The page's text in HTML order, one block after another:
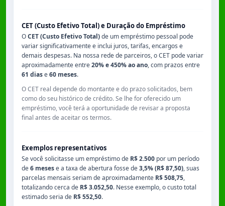
CET (Custo Efetivo Total) e Duração do Empréstimo
OCET (Custo Efetivo Total)de um empréstimo pessoal pode
variar significativamente e inclui juros, tarifas, encargos e
demais despesas. Na nossa rede de parceiros, o CET pode variar
aproximadamente entre20% e 450% ao ano, com prazos entre
61 diase60 meses.
O CET real depende do montante e do prazo solicitados, bem
como do seu histórico de crédito. Se lhe for oferecido um
empréstimo, você terá a oportunidade de revisar a proposta
final antes de aceitar os termos.
Exemplos representativos
Se você solicitasse um empréstimo de R$ 2.500 por um período
de6 mesese a taxa de abertura fosse de3,5% (R$ 87,50), suas
parcelas mensais seriam de aproximadamente R$ 508,75,
totalizando cerca de R$ 3.052,50. Nesse exemplo, o custo total
estimado seria de R$ 552,50.